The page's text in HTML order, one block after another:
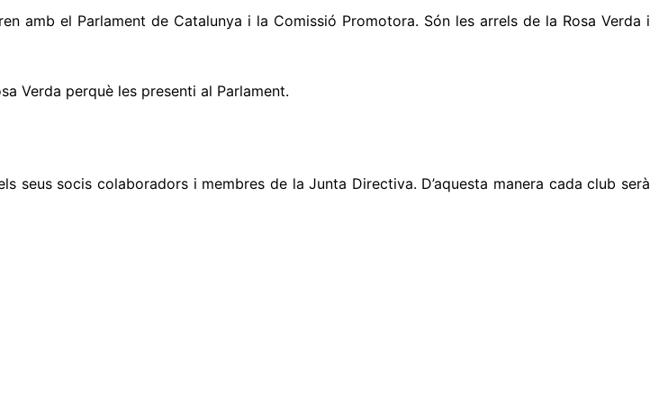
amb el Parlament de Catalunya i la Comissió Promotora. Són les arrels de la Rosa Verda i
Verda perquè les presenti al Parlament.
socis colaboradors i membres de la Junta Directiva. D’aquesta manera cada club serà